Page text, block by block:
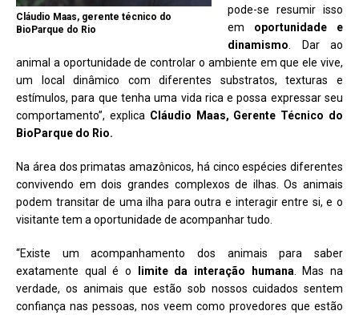
Cláudio Maas, gerente técnico do
BioParque do Rio
pode-se resumir isso
em oportunidade e
dinamismo. Dar ao
animal a oportunidade de controlar o ambiente em que ele vive,
um local dinâmico com diferentes substratos, texturas e
estímulos, para que tenha uma vida rica e possa expressar seu
comportamento”, explica Cláudio Maas, Gerente Técnico do
BioParque do Rio.
Na área dos primatas amazônicos, há cinco espécies diferentes
convivendo em dois grandes complexos de ilhas. Os animais
podem transitar de uma ilha para outra e interagir entre si, e o
visitante tem a oportunidade de acompanhar tudo.
“Existe um acompanhamento dos animais para saber
exatamente qual é o
limite da interação humana. Mas na
verdade, os animais que estão sob nossos cuidados sentem
confiança nas pessoas, nos veem como provedores que estão